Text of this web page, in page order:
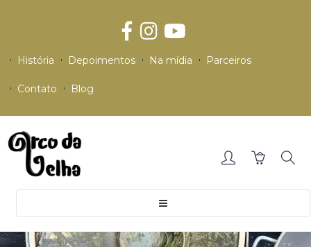
História Depoimentos Na mídia Parceiros
Contato Blog